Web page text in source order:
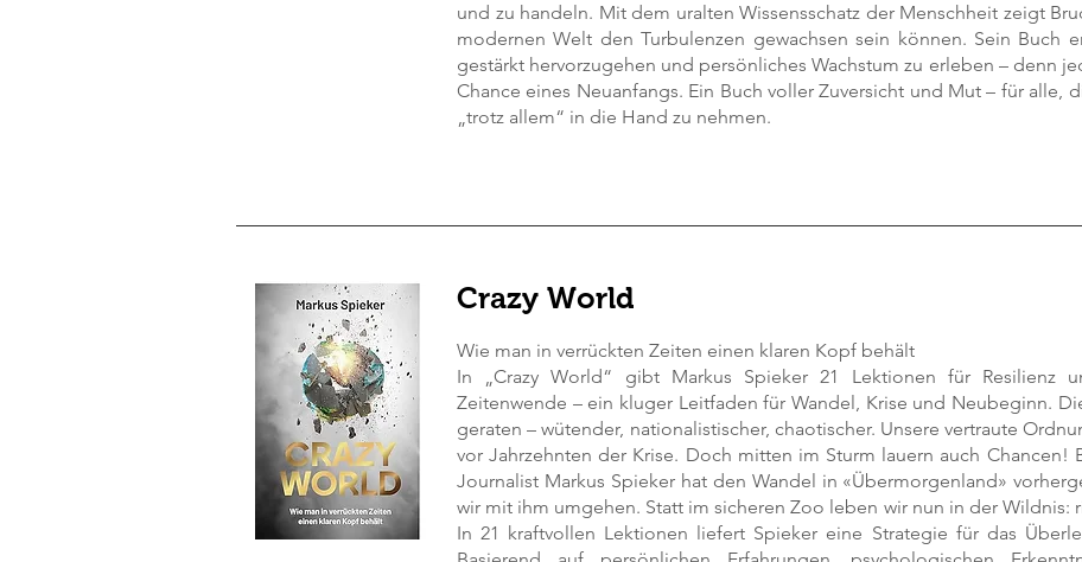
und zu handeln. Mit dem uralten Wissensschatz der Menschheit zeigt
modernen Welt den Turbulenzen gewachsen sein können. Sein Buch
gestärkt hervorzugehen und persönliches Wachstum zu erleben – denn
Chance eines Neuanfangs. Ein Buch voller Zuversicht und Mut – für alle,
„trotz allem“ in die Hand zu nehmen.
Crazy World
Wie man in verrückten Zeiten einen klaren Kopf behält
In „Crazy World“ gibt Markus Spieker 21 Lektionen für Resilienz
Zeitenwende – ein kluger Leitfaden für Wandel, Krise und Neubeginn.
geraten – wütender, nationalistischer, chaotischer. Unsere vertraute
vor Jahrzehnten der Krise. Doch mitten im Sturm lauern auch Chancen!
Journalist Markus Spieker hat den Wandel in «Übermorgenland»
wir mit ihm umgehen. Statt im sicheren Zoo leben wir nun in der Wildnis:
In 21 kraftvollen Lektionen liefert Spieker eine Strategie für das